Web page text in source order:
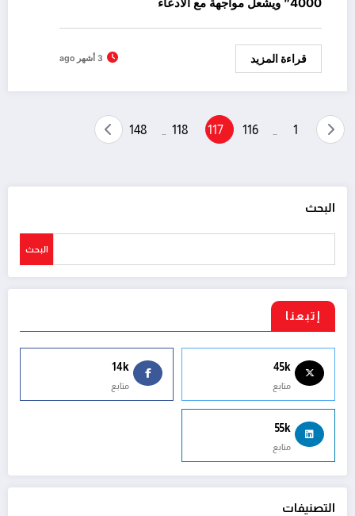
قراءة المزيد 3 أشهر ago
تعدد
1
116
117
118
148
البحث
البحث
إتبعنا
45k
متابع
14k
متابع
55k
متابع
التصنيفات